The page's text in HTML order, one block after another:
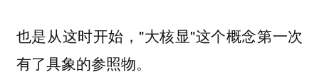
也是从这时开始，"大核显"这个概念第一次
有了具象的参照物。